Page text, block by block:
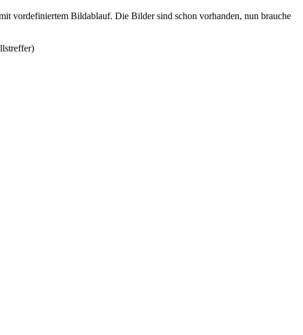
vordefiniertem Bildablauf. Die Bilder sind schon vorhanden, nun brauche